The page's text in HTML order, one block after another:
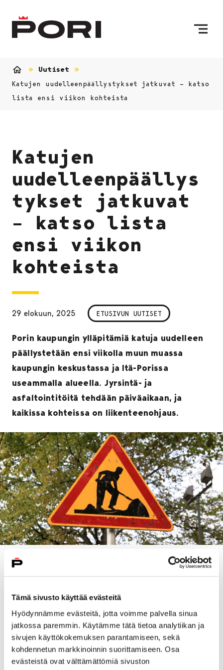
Tämä sivusto käyttää evästeitä
Hyödynnämme evästeitä, jotta voimme palvella sinua
jatkossa paremmin. Käytämme tätä tietoa analytiikan ja
sivujen käyttökokemuksen parantamiseen, sekä
kohdennetun markkinoinnin suorittamiseen. Osa
evästeistä ovat välttämättömiä sivuston
Uutiset
Katujen uudelleenpäällystykset jatkuvat – katso
lista ensi viikon kohteista
Katujen
uudelleenpäällys
tykset jatkuvat
– katso lista
ensi viikon
kohteista
29 elokuun, 2025 ETUSIVUN UUTISET
Porin kaupungin ylläpitämiä katuja uudelleen
päällystetään ensi viikolla muun muassa
kaupungin keskustassa ja Itä-Porissa
useammalla alueella. Jyrsintä- ja
asfaltointitöitä tehdään päiväaikaan, ja
kaikissa kohteissa on liikenteenohjaus.
Päällystystyöt ovat riippuvaisia sääolosuhteista ja
mikäli viikolle sattuu vesisateita, siirtyvät työt
toivotaan erityistä tarkkaavaisuutta
päällystystyömaiden läheisyydessä.
Maanantai 1.9.
Kuninkaanhaanaukio jyrsintä
Toukolantie välillä Vanhakoivistontie-Tiirantie jyrsintä